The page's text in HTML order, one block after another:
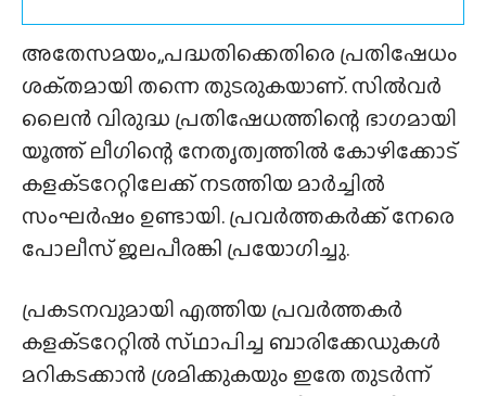
അതേസമയം,,പദ്ധതിക്കെതിരെ പ്രതിഷേധം
ശക്‌തമായി തന്നെ തുടരുകയാണ്. സിൽവർ
ലൈൻ വിരുദ്ധ പ്രതിഷേധത്തിന്റെ ഭാഗമായി
യൂത്ത് ലീഗിന്റെ നേതൃത്വത്തിൽ കോഴിക്കോട്
കളക്‌ടറേറ്റിലേക്ക് നടത്തിയ മാർച്ചിൽ
സംഘർഷം ഉണ്ടായി. പ്രവർത്തകർക്ക് നേരെ
പോലീസ് ജലപീരങ്കി പ്രയോഗിച്ചു.
പ്രകടനവുമായി എത്തിയ പ്രവർത്തകർ
കളക്‌ടറേറ്റിൽ സ്‌ഥാപിച്ച ബാരിക്കേഡുകൾ
മറികടക്കാൻ ശ്രമിക്കുകയും ഇതേ തുടർന്ന്